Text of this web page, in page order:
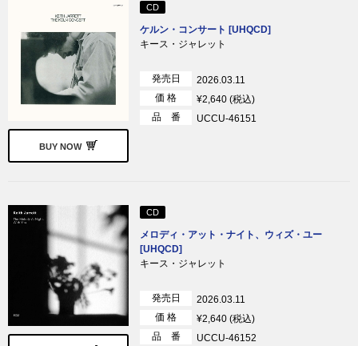
BUY NOW
CD
ケルン・コンサート [UHQCD]
キース・ジャレット
発売日
2026.03.11
価 格
¥2,640 (税込)
品 番
UCCU-46151
CD
メロディ・アット・ナイト、ウィズ・ユー
[UHQCD]
キース・ジャレット
発売日
2026.03.11
価 格
¥2,640 (税込)
品 番
UCCU-46152